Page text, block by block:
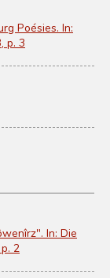
Poésies. In:
p. 3
In: Die
2